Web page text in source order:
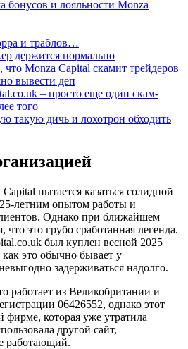
бонусов и лояльности Monza
и траблов…
держится нормально
Monza Capital скамит трейдеров
вывести деп
– просто еще один скам-
того
такую дичь и лохотрон обходить
пытается казаться солидной
летним опытом работы и
Однако при ближайшем
что это грубо сработанная легенда.
был куплен весной 2025
это обычно бывает у
задерживаться надолго.
работает из Великобритании и
06426552, однако этот
фирме, которая уже утратила
другой сайт,
работающий.